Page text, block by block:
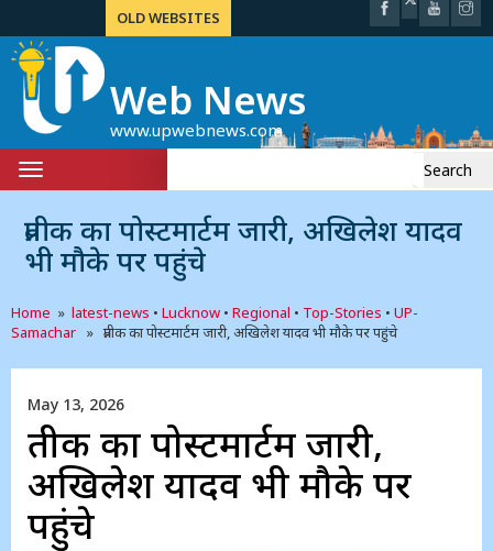
OLD WEBSITES
Web News
www.upwebnews.com
Toggle
navigation
प्रतीक का पोस्टमार्टम जारी, अखिलेश यादव
भी मौके पर पहुंचे
Home » latest-news • Lucknow • Regional • Top-Stories • UP-
Samachar » प्रतीक का पोस्टमार्टम जारी, अखिलेश यादव भी मौके पर पहुंचे
May 13, 2026
प्रतीक का पोस्टमार्टम जारी,
अखिलेश यादव भी मौके पर
पहुंचे